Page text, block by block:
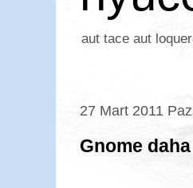
aut tace aut
27 Mart 2011
Gnome